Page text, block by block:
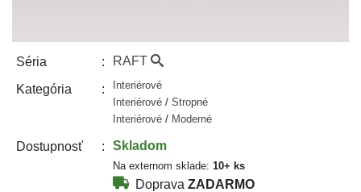
Séria RAFT
Kategória
Interiérové
Interiérové / Stropné
Interiérové / Moderné
Dostupnosť Skladom
Na externom sklade: 10+ ks
Doprava ZADARMO